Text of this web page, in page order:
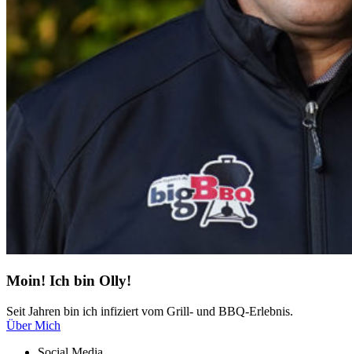
Moin! Ich bin Olly!
Seit Jahren bin ich infiziert vom Grill- und BBQ-Erlebnis.
Über Mich